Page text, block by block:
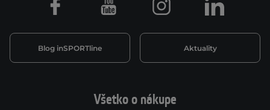
Všetko o nákupe
Blog inSPORTline Aktuality
Facebook Youtube Instagram LinkedIn